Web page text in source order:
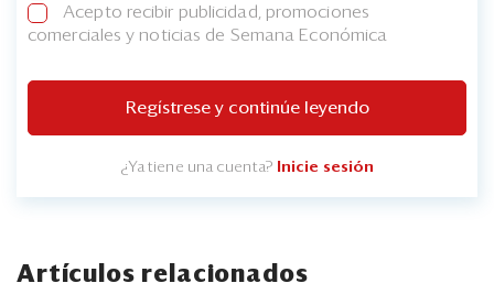
Acepto recibir publicidad, promociones
comerciales y noticias de Semana Económica
Regístrese y continúe leyendo
¿Ya tiene una cuenta? Inicie sesión
Artículos relacionados